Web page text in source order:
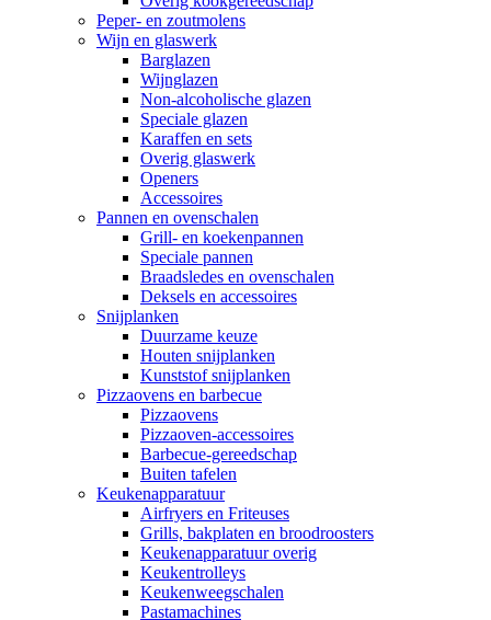
Peper- en zoutmolens
Wijn en glaswerk
Barglazen
Wijnglazen
Non-alcoholische glazen
Speciale glazen
Karaffen en sets
Overig glaswerk
Openers
Accessoires
Pannen en ovenschalen
Grill- en koekenpannen
Speciale pannen
Braadsledes en ovenschalen
Deksels en accessoires
Snijplanken
Duurzame keuze
Houten snijplanken
Kunststof snijplanken
Pizzaovens en barbecue
Pizzaovens
Pizzaoven-accessoires
Barbecue-gereedschap
Buiten tafelen
Keukenapparatuur
Airfryers en Friteuses
Grills, bakplaten en broodroosters
Keukenapparatuur overig
Keukentrolleys
Keukenweegschalen
Pastamachines